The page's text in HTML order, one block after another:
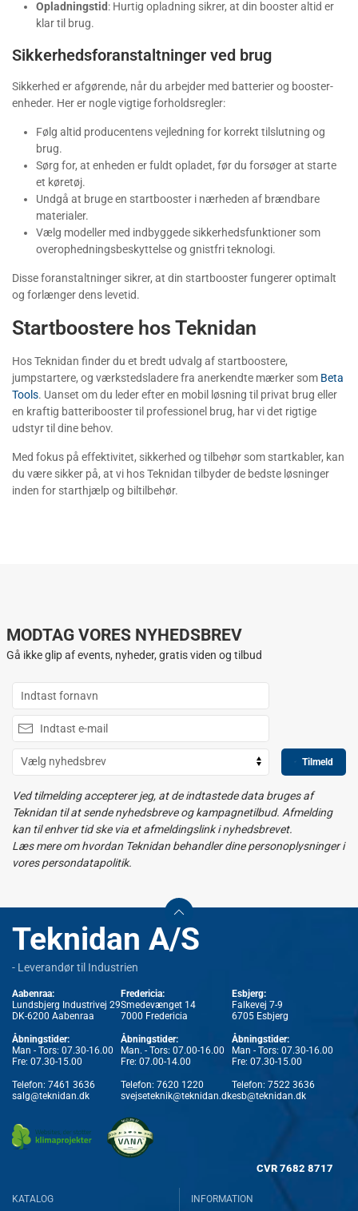
Opladningstid : Hurtig opladning sikrer, at din booster altid er
klar til brug.
Sikkerhedsforanstaltninger ved brug
Sikkerhed er afgørende, når du arbejder med batterier og booster-
enheder. Her er nogle vigtige forholdsregler:
Følg altid producentens vejledning for korrekt tilslutning og
brug.
Sørg for, at enheden er fuldt opladet, før du forsøger at starte
et køretøj.
Undgå at bruge en startbooster i nærheden af brændbare
materialer.
Vælg modeller med indbyggede sikkerhedsfunktioner som
overophedningsbeskyttelse og gnistfri teknologi.
Disse foranstaltninger sikrer, at din startbooster fungerer optimalt
og forlænger dens levetid.
Startboostere hos Teknidan
Hos Teknidan finder du et bredt udvalg af startboostere,
jumpstartere, og værkstedsladere fra anerkendte mærker som Beta
Tools. Uanset om du leder efter en mobil løsning til privat brug eller
en kraftig batteribooster til professionel brug, har vi det rigtige
udstyr til dine behov.
Med fokus på effektivitet, sikkerhed og tilbehør som startkabler, kan
du være sikker på, at vi hos Teknidan tilbyder de bedste løsninger
inden for starthjælp og biltilbehør.
MODTAG VORES NYHEDSBREV
Gå ikke glip af events, nyheder, gratis viden og tilbud
Tilmeld
Ved tilmelding accepterer jeg, at de indtastede data bruges af
Teknidan til at sende nyhedsbreve og kampagnetilbud. Afmelding
kan til enhver tid ske via et afmeldingslink i nyhedsbrevet.
Læs mere om hvordan Teknidan behandler dine personoplysninger i
vores persondatapolitik.
Teknidan A/S
- Leverandør til Industrien
Aabenraa:
Lundsbjerg Industrivej 29
DK-6200 Aabenraa
Åbningstider:
Man - Tors: 07.30-16.00
Fre: 07.30-15.00
Telefon: 7461 3636
salg@teknidan.dk
Fredericia:
Smedevænget 14
7000 Fredericia
Åbningstider:
Man. - Tors: 07.00-16.00
Fre: 07.00-14.00
Telefon: 7620 1220
svejseteknik@teknidan.dk
Esbjerg:
Falkevej 7-9
6705 Esbjerg
Åbningstider:
Man - Tors: 07.30-16.00
Fre: 07.30-15.00
Telefon: 7522 3636
esb@teknidan.dk
CVR 7682 8717
KATALOG INFORMATION